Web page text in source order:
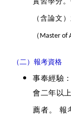
實習學分
（含論文
（Master
（二）報考資格
事奉經驗
會二年以
薦者。 報